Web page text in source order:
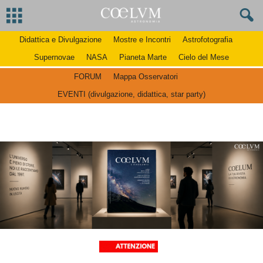
Didattica e Divulgazione Mostre e Incontri
Astrofotografia
Supernovae
NASA Pianeta Marte Cielo del Mese
FORUM
Mappa Osservatori
EVENTI (divulgazione, didattica, star party)